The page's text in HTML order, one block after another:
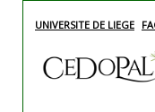
UNIVERSITE DE LIEGE